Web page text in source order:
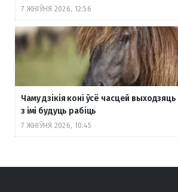
7 ЖНІЎНЯ 2026, 12:56
Чаму дзікія коні ўсё часцей
з імі будуць рабіць
7 ЖНІЎНЯ 2026, 10:45